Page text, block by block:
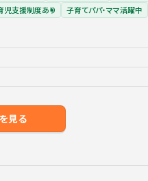
児支援制度あり 子育てパパ・ママ活躍中
見る